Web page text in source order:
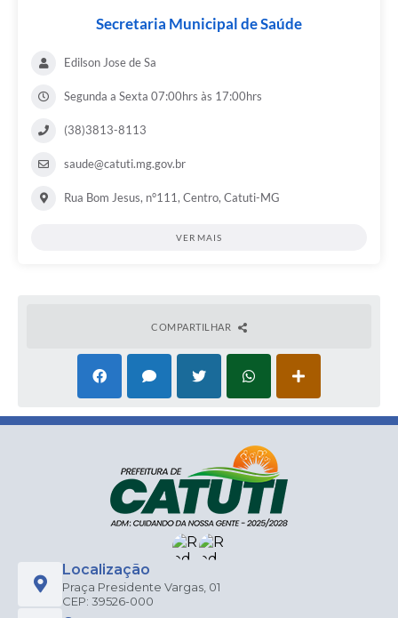
Secretaria Municipal de Saúde
Edilson Jose de Sa
Segunda a Sexta 07:00hrs às 17:00hrs
(38)3813-8113
saude@catuti.mg.gov.br
Rua Bom Jesus, n°111, Centro, Catuti-MG
VER MAIS
COMPARTILHAR
Localização
Praça Presidente Vargas, 01
CEP: 39526-000